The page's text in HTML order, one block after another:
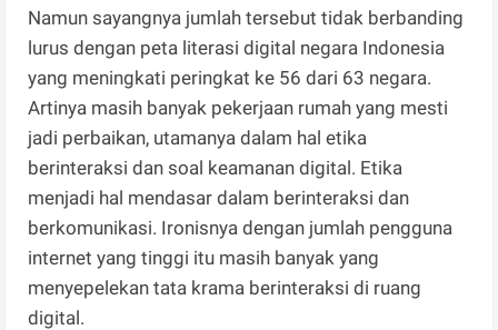
Namun sayangnya jumlah tersebut tidak berbanding
lurus dengan peta literasi digital negara Indonesia
yang meningkati peringkat ke 56 dari 63 negara.
Artinya masih banyak pekerjaan rumah yang mesti
jadi perbaikan, utamanya dalam hal etika
berinteraksi dan soal keamanan digital. Etika
menjadi hal mendasar dalam berinteraksi dan
berkomunikasi. Ironisnya dengan jumlah pengguna
internet yang tinggi itu masih banyak yang
menyepelekan tata krama berinteraksi di ruang
digital.